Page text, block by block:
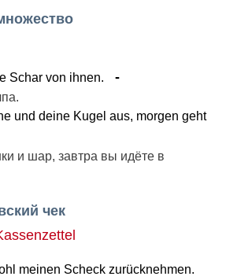
Schar von ihnen.
und deine Kugel aus, morgen geht
и шар, завтра вы идёте в
чек
meinen Scheck zurücknehmen.